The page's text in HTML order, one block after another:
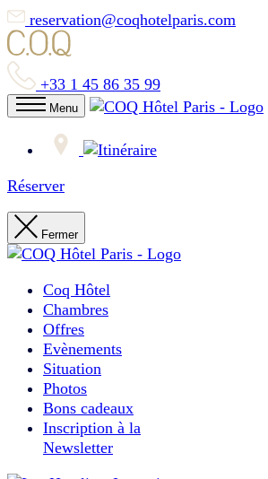
reservation@coqhotelparis.com
+33 1 45 86 35 99
Menu
Réserver
Fermer
Coq Hôtel
Chambres
Offres
Evènements
Situation
Photos
Bons cadeaux
Inscription à la
Newsletter